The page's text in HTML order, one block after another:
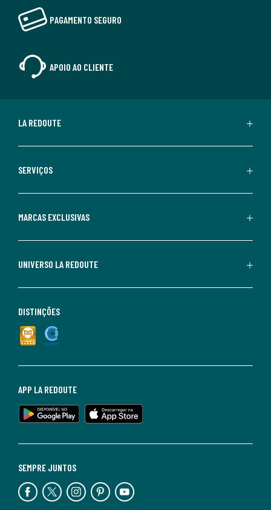
PAGAMENTO SEGURO
APOIO AO CLIENTE
LA REDOUTE
SERVIÇOS
MARCAS EXCLUSIVAS
UNIVERSO LA REDOUTE
SEMPRE JUNTOS
APP LA REDOUTE
DISTINÇÕES